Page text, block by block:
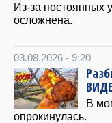
Из-за постоянных
осложнена.
03.08.2026 - 9:20
В
опрокинулась.